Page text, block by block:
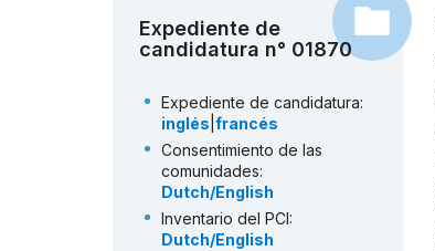
Expediente de
candidatura n° 01870
Expediente de candidatura:
inglés francés
Consentimiento de las
comunidades:
Dutch/English
Inventario del PCI:
Dutch/English